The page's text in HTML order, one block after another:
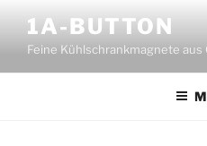
Inhalt
springen
1A-BUTTON
Feine Kühlschrankmagnete aus